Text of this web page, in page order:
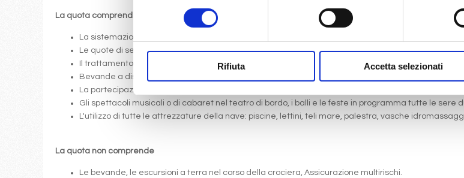
Rifiuta Accetta selezionati
La quota comprende
La sistemazione nella cabina prescelta dotata di ogni comfort: servizi privati, aria condizionata,
Le quote di servizio (mance)
Il trattamento di pensione completa a bordo (colazione, pranzo, cena a buffet o nei ristoranti
Bevande a dispenser, serata di Gala con menù particolare.
La partecipazione a tutte le attività di animazione (giochi, concorsi, tornei, feste, serate a tema).
Gli spettacoli musicali o di cabaret nel teatro di bordo, i balli e le feste in programma tutte le sere
L'utilizzo di tutte le attrezzature della nave: piscine, lettini, teli mare, palestra, vasche
La quota non comprende
Le bevande, le escursioni a terra nel corso della crociera, Assicurazione multirischi.